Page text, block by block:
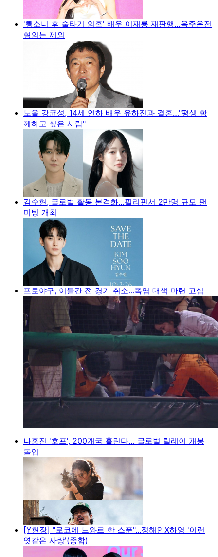
'뺑소니 후 술타기 의혹' 배우 이재룡 재판행…음주운전
혐의는 제외
노을 강균성, 14세 연하 배우 유하진과 결혼…"평생 함
께하고 싶은 사람"
김수현, 글로벌 활동 본격화…필리핀서 2만명 규모 팬
미팅 개최
프로야구, 이틀간 전 경기 취소...폭염 대책 마련 고심
나홍진 '호프', 200개국 홀린다… 글로벌 릴레이 개봉
돌입
[Y현장] "로코에 느와르 한 스푼"...정해인X하영 '이런
엿같은 사랑'(종합)